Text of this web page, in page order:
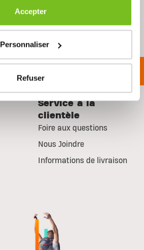
Accepter
Personnaliser
Refuser
Service à la
clientèle
Foire aux questions
Nous Joindre
Informations de livraison